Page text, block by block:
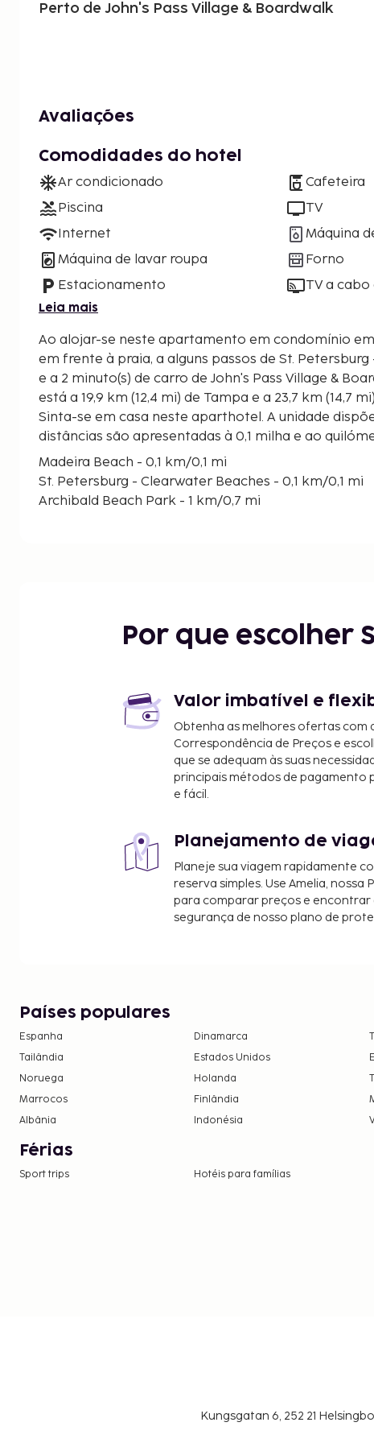
Perto de John's Pass Village & Boardwalk
Avaliações
Comodidades do hotel
Ar condicionado
Piscina
Internet
Máquina de lavar roupa
Estacionamento
Cafeteira
TV
Máquina
Forno
TV a
Leia mais
Ao alojar-se neste apartamento em condomínio
em frente à praia, a alguns passos de St.
e a 2 minuto(s) de carro de John's Pass Village & Boardwalk. Este
está a 19,9 km (12,4 mi) de Tampa e a 23,7 km (14,7
Sinta-se em casa neste aparthotel. A unidade
distâncias são apresentadas à 0,1 milha e ao
Madeira Beach - 0,1 km/0,1 mi
St. Petersburg - Clearwater Beaches - 0,1 km/0,1 mi
Archibald Beach Park - 1 km/0,7 mi
War Veteran Memorial Park - 5,1 km/3,1 mi
Centro de Seminole - 6,3 km/3,9 mi
Treasure Island Fun Center - 6,4 km/4 mi
Lake Seminole Park - 6,9 km/4,3 mi
Os aeroportos mais próximos são:
São Petersburgo, Florida (PIE-Aeroporto
Clearwater) - 24,7 km/15,3 mi
Tampa, Florida (TPA-Aeroporto Internacional de
Tampa, FL (TPF-Peter O. Knight) - 47,6 km/29,6 mi
Há estacionamento grátis no local.
Por que escolher
Valor imbatível e
Obtenha as melhores ofertas com
Correspondência de Preços e
que se adequam às suas
principais métodos de pagamento
e fácil.
Planejamento de
Planeje sua viagem rapidamente
reserva simples. Use Amelia, nossa
para comparar preços e encontrar
segurança de nosso plano de
Países populares
Espanha Dinamarca
Tailândia
Estados Unidos
Noruega
Holanda
Marrocos
Finlândia
Albânia
Indonésia
Férias
Sport trips Hotéis para famílias
Kungsgatan 6, 252 21